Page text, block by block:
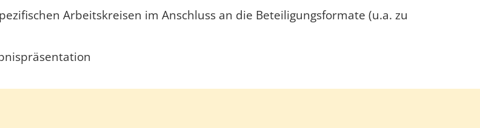
Arbeitskreisen im Anschluss an die Beteiligungsformate (u.a. zu